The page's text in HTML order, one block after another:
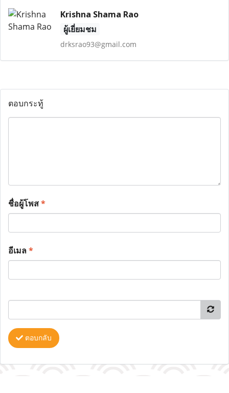
Krishna Shama Rao
ผู้เยี่ยมชม
drksrao93@gmail.com
ตอบกระทู้
ชื่อผู้โพส*
อีเมล*
ตอบกลับ